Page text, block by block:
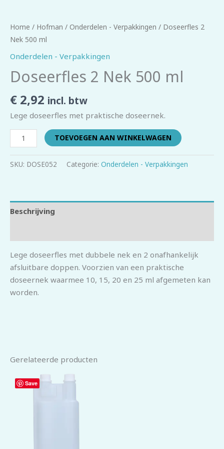
Home / Hofman / Onderdelen - Verpakkingen / Doseerfles 2
Nek 500 ml
Onderdelen - Verpakkingen
Doseerfles 2 Nek 500 ml
€ 2,92 incl. btw
Lege doseerfles met praktische doseernek.
TOEVOEGEN AAN WINKELWAGEN
SKU: DOSE052 Categorie: Onderdelen - Verpakkingen
Beschrijving
Lege doseerfles met dubbele nek en 2 onafhankelijk
afsluitbare doppen. Voorzien van een praktische
doseernek waarmee 10, 15, 20 en 25 ml afgemeten kan
worden.
Gerelateerde producten
Save